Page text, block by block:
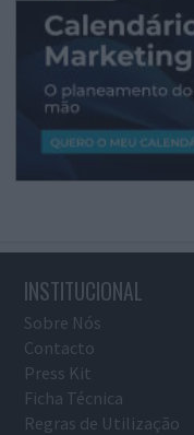
INSTITUCIONAL
Sobre Nós
Contacto
Press Kit
Ficha Técnica
Regras de Utilização